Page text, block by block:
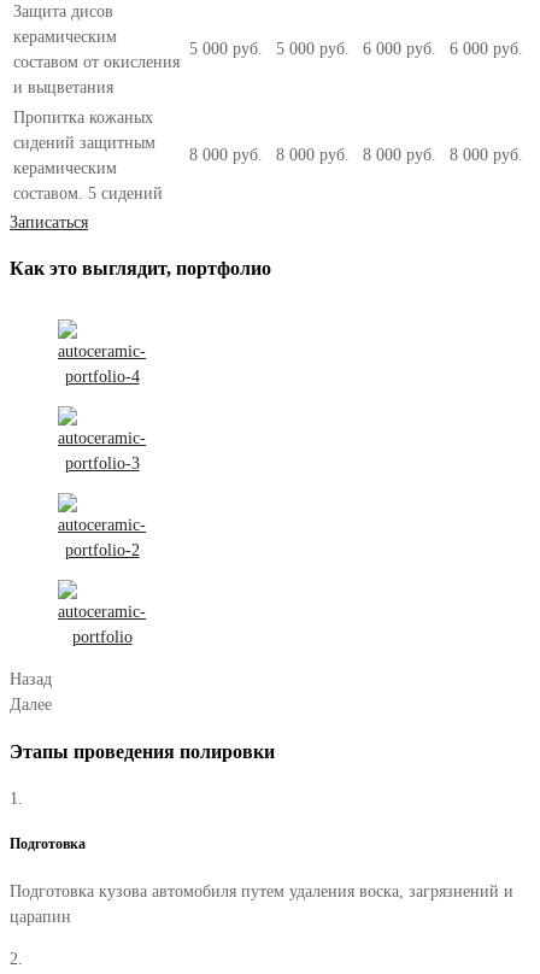
Защита дисов
керамическим
составом от окисления
и выцветания
5 000 руб. 5 000 руб. 6 000 руб. 6 000 руб.
Пропитка кожаных
сидений защитным
керамическим
составом. 5 сидений
8 000 руб. 8 000 руб. 8 000 руб. 8 000 руб.
Записаться
Как это выглядит, портфолио
Назад
Далее
Этапы проведения полировки
1.
Подготовка
Подготовка кузова автомобиля путем удаления воска, загрязнений и
царапин
2.